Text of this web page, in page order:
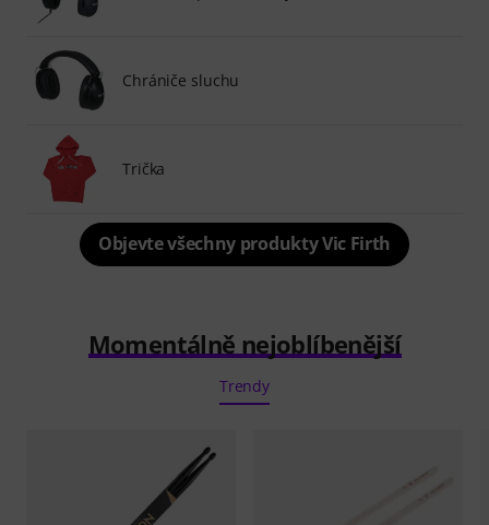
Chrániče sluchu
Trička
Objevte všechny produkty Vic Firth
Momentálně nejoblíbenější
Trendy